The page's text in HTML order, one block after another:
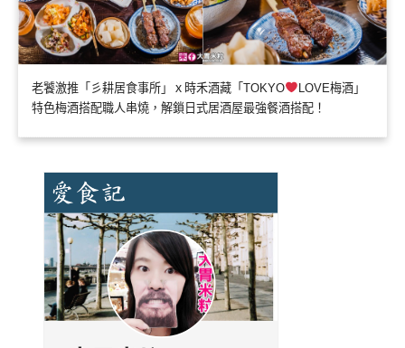
老饕激推「彡耕居食事所」ｘ時禾酒藏「TOKYO
LOVE梅酒」
特色梅酒搭配職人串燒，解鎖日式居酒屋最強餐酒搭配！